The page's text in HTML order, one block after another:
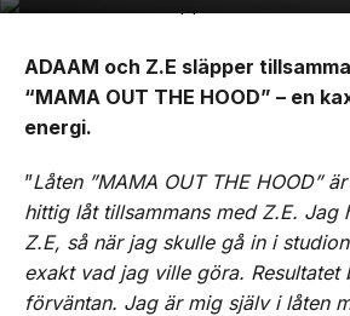
ADAAM och Z.E släpper
“MAMA OUT THE HOOD” – en
energi.
”Låten ”MAMA OUT THE HOOD”
hittig låt tillsammans med Z.E. Jag
Z.E, så när jag skulle gå in i
exakt vad jag ville göra. Resultatet
förväntan. Jag är mig själv i låten